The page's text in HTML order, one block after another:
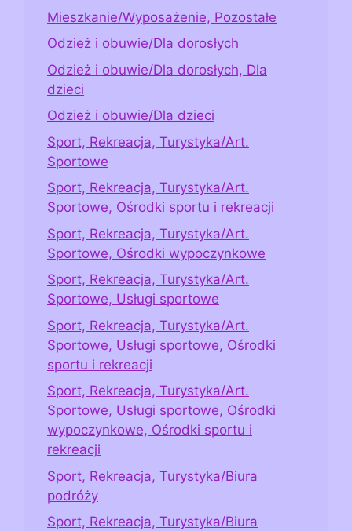
Mieszkanie/Wyposażenie, Pozostałe
Odzież i obuwie/Dla dorosłych
Odzież i obuwie/Dla dorosłych, Dla
dzieci
Odzież i obuwie/Dla dzieci
Sport, Rekreacja, Turystyka/Art.
Sportowe
Sport, Rekreacja, Turystyka/Art.
Sportowe, Ośrodki sportu i rekreacji
Sport, Rekreacja, Turystyka/Art.
Sportowe, Ośrodki wypoczynkowe
Sport, Rekreacja, Turystyka/Art.
Sportowe, Usługi sportowe
Sport, Rekreacja, Turystyka/Art.
Sportowe, Usługi sportowe, Ośrodki
sportu i rekreacji
Sport, Rekreacja, Turystyka/Art.
Sportowe, Usługi sportowe, Ośrodki
wypoczynkowe, Ośrodki sportu i
rekreacji
Sport, Rekreacja, Turystyka/Biura
podróży
Sport, Rekreacja, Turystyka/Biura